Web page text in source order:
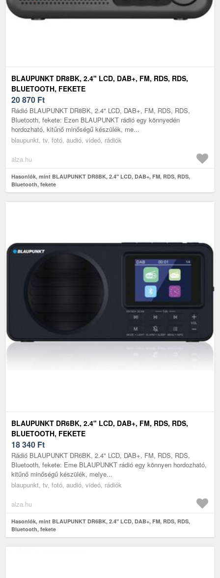
BLAUPUNKT DR8BK, 2.4" LCD, DAB+, FM, RDS, RDS,
BLUETOOTH, FEKETE
20 870 Ft
Rádió BLAUPUNKT DR8BK, 2.4" LCD, DAB+, FM, RDS, RDS,
Bluetooth, fekete: Ezen BLAUPUNKT rádió egy könnyedén
hordozható, kitűnő minőségű készülék, me...
blaupunkt, tv, fotó, audió, videó, rádiók
alza.hu
Hasonlók, mint BLAUPUNKT DR8BK, 2.4" LCD, DAB+, FM, RDS, RDS,
Bluetooth, fekete
BLAUPUNKT DR6BK, 2.4" LCD, DAB+, FM, RDS, RDS,
BLUETOOTH, FEKETE
18 340 Ft
Rádió BLAUPUNKT DR6BK, 2.4" LCD, DAB+, FM, RDS, RDS,
Bluetooth, fekete: Eme BLAUPUNKT rádió egy könnyen hordozható,
kitűnő minőségű készülék, melye...
blaupunkt, tv, fotó, audió, videó, rádiók
alza.hu
Hasonlók, mint BLAUPUNKT DR6BK, 2.4" LCD, DAB+, FM, RDS, RDS,
Bluetooth, fekete